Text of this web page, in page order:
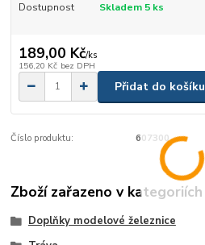
Dostupnost Skladem 5 ks
189,00 Kč/ks
156,20 Kč bez DPH
Přidat do košíku
Číslo produktu: 607300
Zboží zařazeno v kategoriích
Doplňky modelové železnice